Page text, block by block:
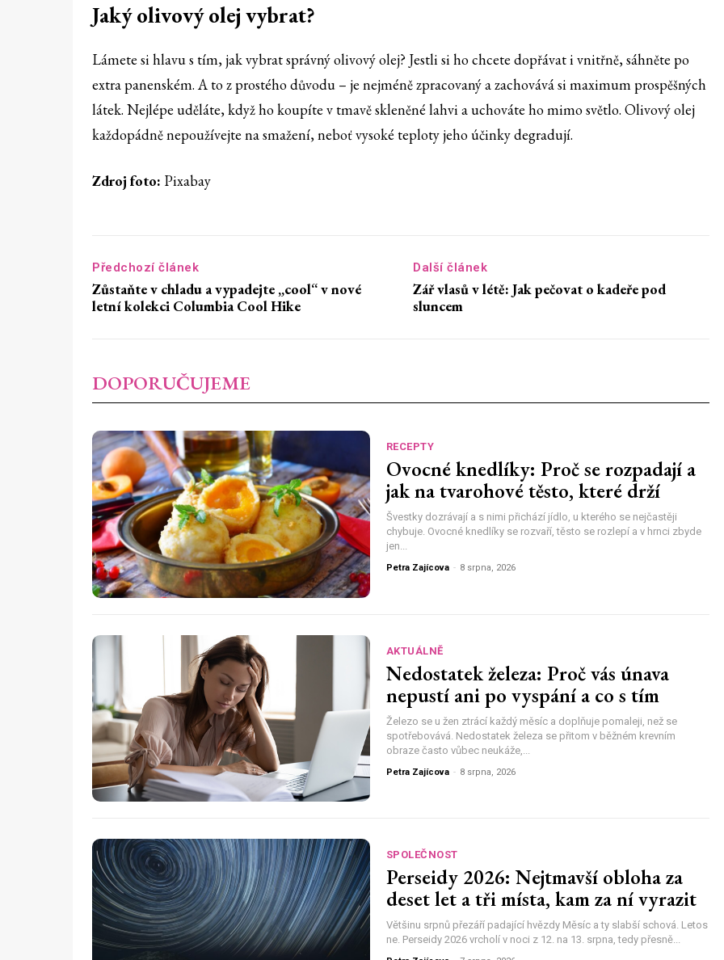
Jaký olivový olej vybrat?
Lámete si hlavu s tím, jak vybrat správný olivový olej? Jestli si ho chcete dopřávat i vnitřně, sáhněte po
extra panenském. A to z prostého důvodu – je nejméně zpracovaný a zachovává si maximum prospěšných
látek. Nejlépe uděláte, když ho koupíte v tmavě skleněné lahvi a uchováte ho mimo světlo. Olivový olej
každopádně nepoužívejte na smažení, neboť vysoké teploty jeho účinky degradují.
Zdroj foto: Pixabay
Předchozí článek
Zůstaňte v chladu a vypadejte „cool“ v nové
letní kolekci Columbia Cool Hike
Další článek
Zář vlasů v létě: Jak pečovat o kadeře pod
sluncem
DOPORUČUJEME
RECEPTY
Ovocné knedlíky: Proč se rozpadají a
jak na tvarohové těsto, které drží
Švestky dozrávají a s nimi přichází jídlo, u kterého se nejčastěji
chybuje. Ovocné knedlíky se rozvaří, těsto se rozlepí a v hrnci zbyde
jen...
Petra Zajícova - 8 srpna, 2026
AKTUÁLNĚ
Nedostatek železa: Proč vás únava
nepustí ani po vyspání a co s tím
Železo se u žen ztrácí každý měsíc a doplňuje pomaleji, než se
spotřebovává. Nedostatek železa se přitom v běžném krevním
obraze často vůbec neukáže,...
Petra Zajícova - 8 srpna, 2026
SPOLEČNOST
Perseidy 2026: Nejtmavší obloha za
deset let a tři místa, kam za ní vyrazit
Většinu srpnů přezáří padající hvězdy Měsíc a ty slabší schová. Letos
ne. Perseidy 2026 vrcholí v noci z 12. na 13. srpna, tedy přesně...